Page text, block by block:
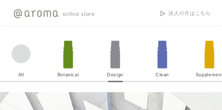
法人の方はこちら
All Botanical Design Clean